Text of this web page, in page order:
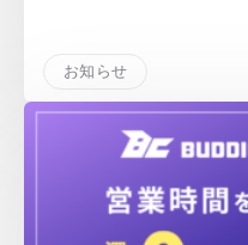
お知らせ